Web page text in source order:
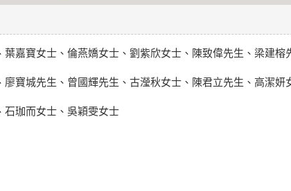
嘉寶女士、倫燕嬌女士、劉紫欣女士、陳致偉先生、梁建榕
寶城先生、曾國輝先生、古瀅秋女士、陳君立先生、高潔妍
石珈而女士、吳穎雯女士